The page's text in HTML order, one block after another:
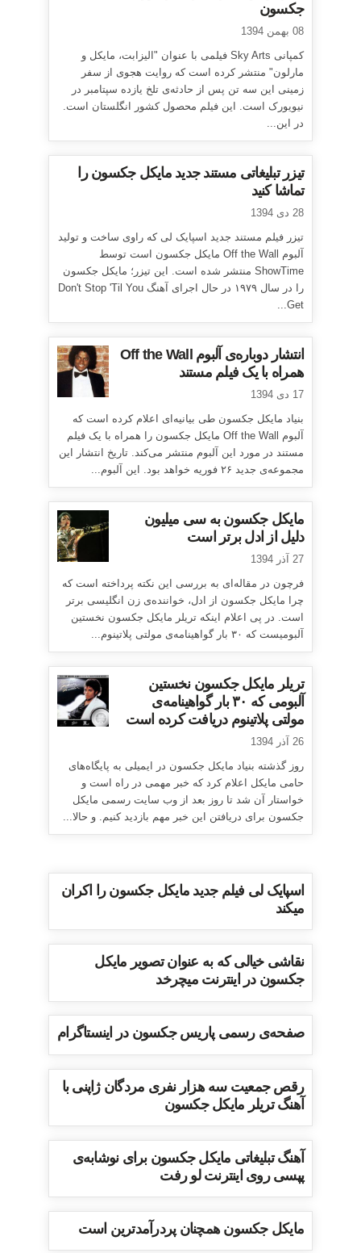
جکسون
08 بهمن 1394
کمپانی Sky Arts فیلمی با عنوان "الیزابت، مایکل و
مارلون" منتشر کرده است که روایت هجوی از سفر
زمینی این سه تن پس از حادثه‌ی تلخ یازده سپتامبر در
نیویورک است. این فیلم محصول کشور انگلستان است.
در این...
تیزر تبلیغاتی مستند جدید مایکل جکسون را
تماشا کنید
28 دی 1394
تیزر فیلم مستند جدید اسپایک لی که راوی ساخت و تولید
آلبوم Off the Wall مایکل جکسون است توسط
ShowTime منتشر شده است. این تیزر؛ مایکل جکسون
را در سال ۱۹۷۹ در حال اجرای آهنگ Don't Stop 'Til You
Get...
انتشار دوباره‌ی آلبوم Off the Wall
همراه با یک فیلم مستند
17 دی 1394
بنیاد مایکل جکسون طی بیانیه‌ای اعلام کرده است که
آلبوم Off the Wall مایکل جکسون را همراه با یک فیلم
مستند در مورد این آلبوم منتشر می‌کند. تاریخ انتشار این
مجموعه‌ی جدید ۲۶ فوریه خواهد بود. این آلبوم...
مایکل جکسون به سی میلیون
دلیل از ادل برتر است
27 آذر 1394
فرچون در مقاله‌ای به بررسی این نکته پرداخته است که
چرا مایکل جکسون از ادل، خواننده‌ی زن انگلیسی برتر
است. در پی اعلام اینکه تریلر مایکل جکسون نخستین
آلبومیست که ۳۰ بار گواهینامه‌ی مولتی پلاتینوم...
تریلر مایکل جکسون نخستین
آلبومی که ۳۰ بار گواهینامه‌ی
مولتی پلاتینوم دریافت کرده است
26 آذر 1394
روز گذشته بنیاد مایکل جکسون در ایمیلی به پایگاه‌های
حامی مایکل اعلام کرد که خبر مهمی در راه است و
خواستار آن شد تا روز بعد از وب سایت رسمی مایکل
جکسون برای دریافتن این خبر مهم بازدید کنیم. و حالا...
اسپایک لی فیلم جدید مایکل جکسون را اکران
میکند
نقاشی خیالی که به عنوان تصویر مایکل
جکسون در اینترنت میچرخد
صفحه‌ی رسمی پاریس جکسون در اینستاگرام
رقص جمعیت سه هزار نفری مردگان ژاپنی با
آهنگ تریلر مایکل جکسون
آهنگ تبلیغاتی مایکل جکسون برای نوشابه‌ی
پپسی روی اینترنت لو رفت
مایکل جکسون همچنان پردرآمدترین است